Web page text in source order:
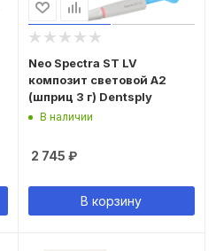
Neo Spectra ST LV
композит световой A2
(шприц 3 г) Dentsply
В наличии
2 745 ₽
В корзину